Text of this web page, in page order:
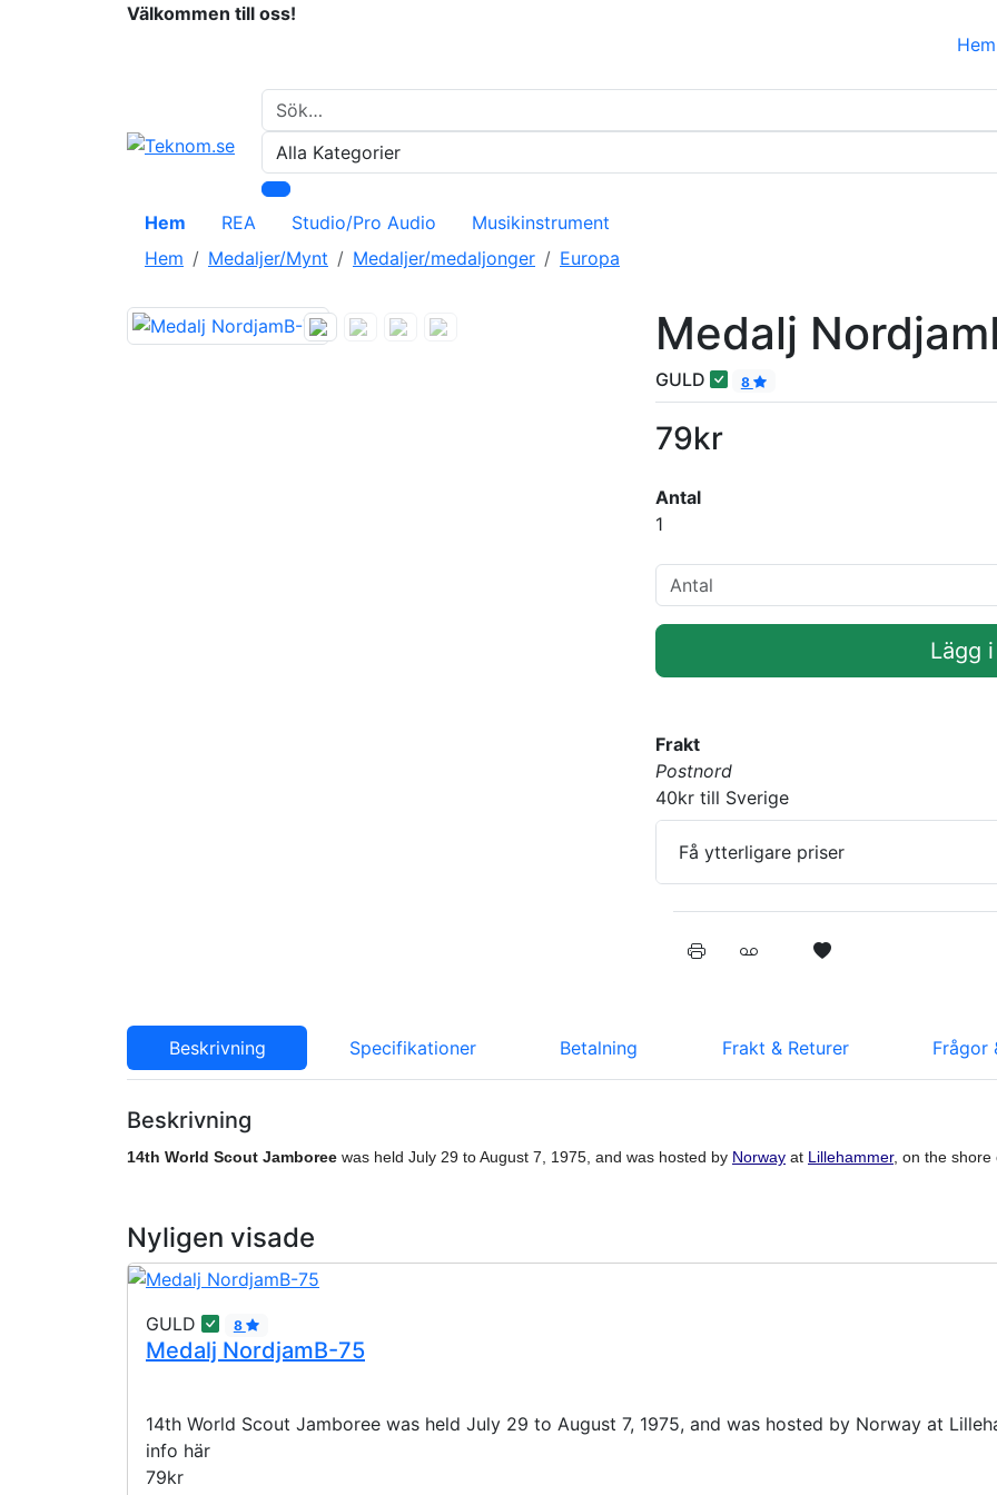
Välkommen till oss!
Hem
Hem REA Studio/Pro Audio Musikinstrument
Hem
Medaljer/Mynt Medaljer/medaljonger Europa
Medalj
GULD 8
79kr
Antal
1
Lägg
Frakt
Postnord
40kr till Sverige
Få ytterligare priser
Beskrivning Specifikationer Betalning Frakt & Returer Frågor
Beskrivning
14th World Scout Jamboree was held July 29 to August 7, 1975, and was hosted by Norway at Lillehammer, on the shore
Nyligen visade
GULD 8
Medalj NordjamB-75
14th World Scout Jamboree was held July 29 to August 7, 1975, and was hosted by Norway at
info här
79kr